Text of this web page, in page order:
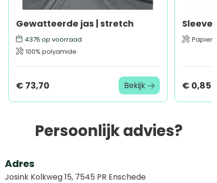
Gewatteerde jas | stretch
4375 op voorraad
100% polyamide
€ 73,70 Bekijk
Papier
€ 0,85
Persoonlijk advies?
Adres
Josink Kolkweg 15, 7545 PR Enschede